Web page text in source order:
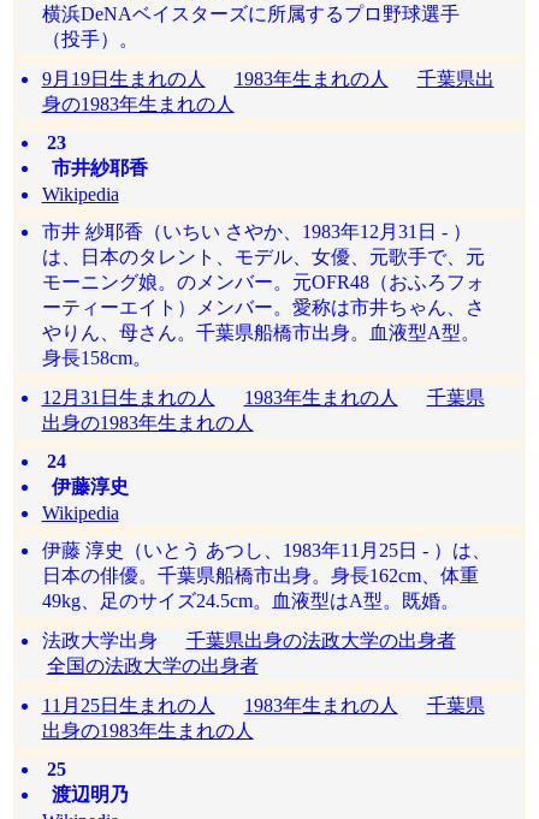
横浜DeNAベイスターズに所属するプロ野球選手
（投手）。
9月19日生まれの人
1983年生まれの人
千葉県出
身の1983年生まれの人
23
市井紗耶香
Wikipedia
市井 紗耶香（いちい さやか、1983年12月31日 - ）
は、日本のタレント、モデル、女優、元歌手で、元
モーニング娘。のメンバー。元OFR48（おふろフォ
ーティーエイト）メンバー。愛称は市井ちゃん、さ
やりん、母さん。千葉県船橋市出身。血液型A型。
身長158cm。
12月31日生まれの人
1983年生まれの人
千葉県
出身の1983年生まれの人
24
伊藤淳史
Wikipedia
伊藤 淳史（いとう あつし、1983年11月25日 - ）は、
日本の俳優。千葉県船橋市出身。身長162cm、体重
49kg、足のサイズ24.5cm。血液型はA型。既婚。
法政大学出身 千葉県出身の法政大学の出身者
全国の法政大学の出身者
11月25日生まれの人
1983年生まれの人
千葉県
出身の1983年生まれの人
25
渡辺明乃